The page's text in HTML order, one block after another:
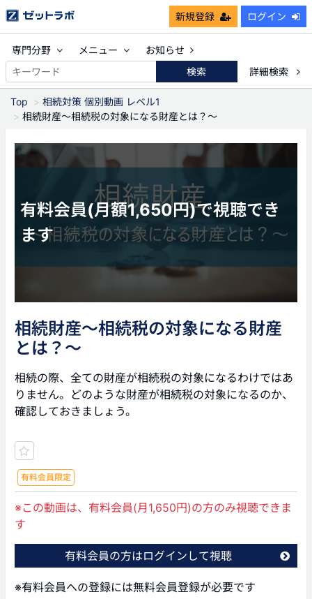
新規登録 ログイン
専門分野 メニュー
お知らせ
検索
詳細検索
Top
相続対策 個別動画 レベル1
相続財産～相続税の対象になる財産とは？～
有料会員(月額1,650円)で視聴でき
ます
相続財産～相続税の対象になる財産
とは？～
相続の際、全ての財産が相続税の対象になるわけではあ
りません。どのような財産が相続税の対象になるのか、
確認しておきましょう。
有料会員限定
※この動画は、有料会員(月1,650円)の方のみ視聴できま
す
有料会員の方はログインして視聴
※有料会員への登録には無料会員登録が必要です